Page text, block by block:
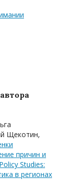
Щекотин,
причин и
Studies:
в регионах